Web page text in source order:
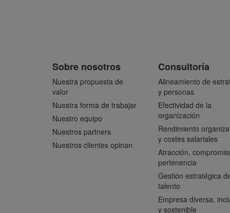
Sobre nosotros
Nuestra propuesta de
valor
Nuestra forma de trabajar
Nuestro equipo
Nuestros partners
Nuestros clientes opinan
Consultoría
Alineamiento de
y personas
Efectividad de la
organización
Rendimiento
y costes salariales
Atracción,
pertenencia
Gestión estratégica
talento
Empresa diversa,
y sostenible